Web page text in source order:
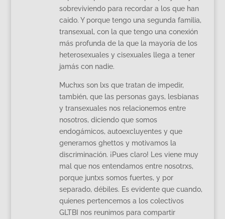
sobreviviendo para recordar a los que han
caido. Y porque tengo una segunda familia,
transexual, con la que tengo una conexión
más profunda de la que la mayoría de los
heterosexuales y cisexuales llega a tener
jamás con nadie.
Muchxs son lxs que tratan de impedir,
también, que las personas gays, lesbianas
y transexuales nos relacionemos entre
nosotros, diciendo que somos
endogámicos, autoexcluyentes y que
generamos ghettos y motivamos la
discriminación. ¡Pues claro! Les viene muy
mal que nos entendamos entre nosotrxs,
porque juntxs somos fuertes, y por
separado, débiles. Es evidente que cuando,
quienes pertencemos a los colectivos
GLTBI nos reunimos para compartir